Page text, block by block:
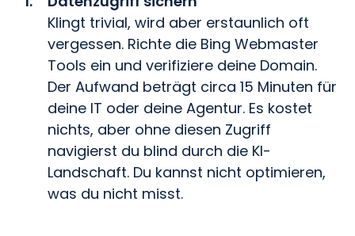
Klingt trivial, wird aber erstaunlich oft
vergessen. Richte die Bing Webmaster
Tools ein und verifiziere deine Domain.
Der Aufwand beträgt circa 15 Minuten für
deine IT oder deine Agentur. Es kostet
nichts, aber ohne diesen Zugriff
navigierst du blind durch die KI-
Landschaft. Du kannst nicht optimieren,
was du nicht misst.